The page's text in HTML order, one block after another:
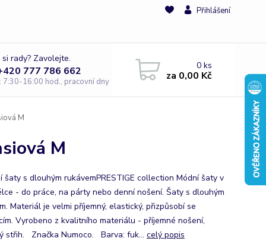
Přihlášení
rady? Zavolejte.
777 786 662
7:30-16:00 hod., pracovní dny
0ks
za 0,00 Kč
M
M
šaty s dlouhým rukávemPRESTIGE collection Módní šaty v
- do práce, na párty nebo denní nošení. Šaty s dlouhým
Materiál je velmi příjemný, elastický, přizpůsobí se
Vyrobeno z kvalitního materiálu - příjemné nošení,
střih. Značka Numoco. Barva: fuk... celý popis